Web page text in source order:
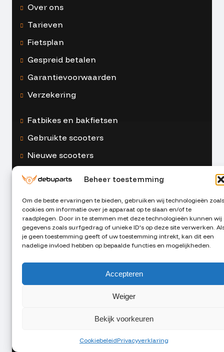
Beheer toestemming
Om de beste ervaringen te bieden, gebruiken wij technologieën zoals
cookies om informatie over je apparaat op te slaan en/of te
raadplegen. Door in te stemmen met deze technologieën kunnen wij
gegevens zoals surfgedrag of unieke ID's op deze site verwerken.
je geen toestemming geeft of uw toestemming intrekt, kan dit een
nadelige invloed hebben op bepaalde functies en mogelijkheden.
Accepteren
Weiger
Bekijk voorkeuren
CookiebeleidPrivacyverklaring
Over ons
Tarieven
Fietsplan
Gespreid betalen
Garantievoorwaarden
Verzekering
Fatbikes en bakfietsen
Gebruikte scooters
Nieuwe scooters
RDW diensten
Helmen en accessoires
Regulier onderhoud
Reparatie en onderdelen
12:00 - 18:00
09:30 - 18:00